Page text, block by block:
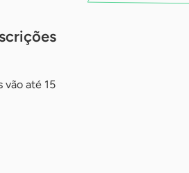
vão até 15